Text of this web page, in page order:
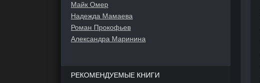
Майк Омер
Надежда Мамаева
Роман Прокофьев
Александра Маринина
РЕКОМЕНДУЕМЫЕ КНИГИ